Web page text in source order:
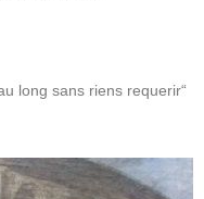
long sans riens requerir“